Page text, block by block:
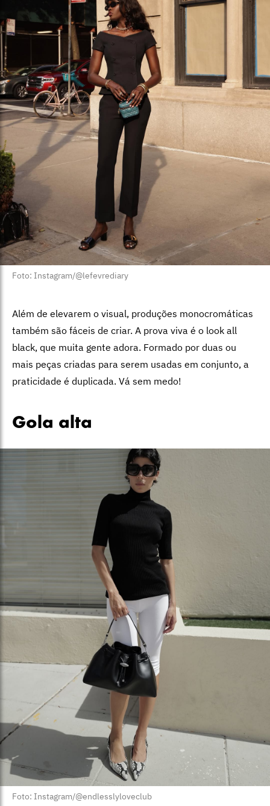
Foto: Instagram/@lefevrediary
Além de elevarem o visual, produções monocromáticas
também são fáceis de criar. A prova viva é o look all
black, que muita gente adora. Formado por duas ou
mais peças criadas para serem usadas em conjunto, a
praticidade é duplicada. Vá sem medo!
Gola alta
Foto: Instagram/@endlesslyloveclub